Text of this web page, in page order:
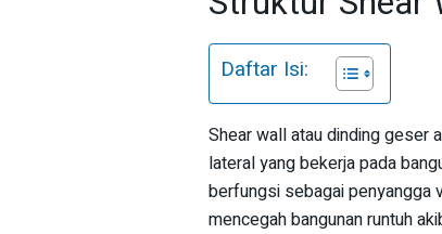
Daftar Isi:
Shear wall atau dinding geser
lateral yang bekerja pada
berfungsi sebagai penyangga
mencegah bangunan runtuh